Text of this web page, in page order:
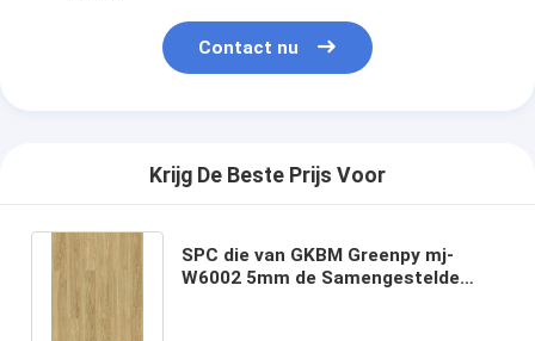
Contact nu
Krijg De Beste Prijs Voor
SPC die van GKBM Greenpy mj-
W6002 5mm de Samengestelde